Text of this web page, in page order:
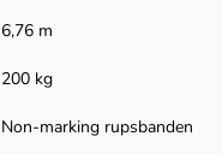
6,76 m
200 kg
Non-marking rupsbanden